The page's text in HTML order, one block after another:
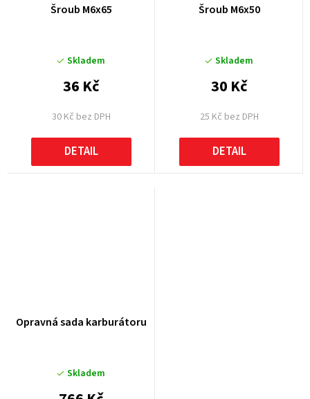
Šroub M6x65
Skladem
30 Kč bez DPH
36 Kč
DETAIL
Šroub M6x50
Skladem
25 Kč bez DPH
30 Kč
DETAIL
Opravná sada karburátoru
Skladem